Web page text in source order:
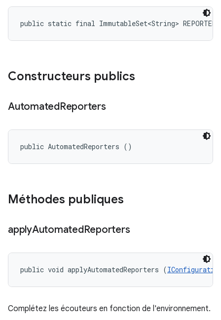
public static final ImmutableSet<String>
Constructeurs publics
AutomatedReporters
public AutomatedReporters ()
Méthodes publiques
applyAutomatedReporters
public void applyAutomatedReporters (
Complétez les écouteurs en fonction de l'environnement.